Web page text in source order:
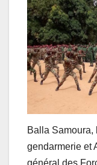
Balla Samoura,
gendarmerie et
général des